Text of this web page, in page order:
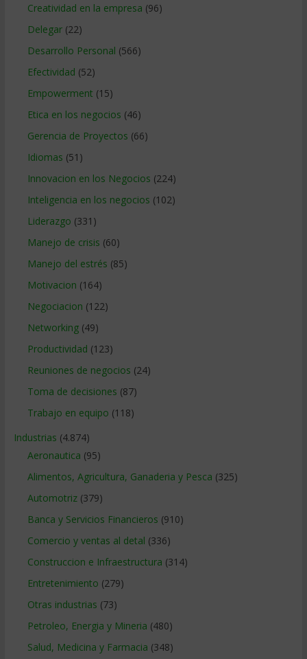
Creatividad en la empresa (96)
Delegar(22)
Desarrollo Personal (566)
Efectividad (52)
Empowerment (15)
Etica en los negocios (46)
Gerencia de Proyectos (66)
Idiomas (51)
Innovacion en los Negocios (224)
Inteligencia en los negocios (102)
Liderazgo (331)
Manejo de crisis (60)
Manejo del estrés (85)
Motivacion (164)
Negociacion (122)
Networking(49)
Productividad (123)
Reuniones de negocios (24)
Toma de decisiones (87)
Trabajo en equipo (118)
Industrias (4.874)
Aeronautica (95)
Alimentos, Agricultura, Ganaderia y Pesca (325)
Automotriz(379)
Banca y Servicios Financieros (910)
Comercio y ventas al detal (336)
Construccion e Infraestructura (314)
Entretenimiento (279)
Otras industrias (73)
Petroleo, Energia y Mineria (480)
Salud, Medicina y Farmacia (348)